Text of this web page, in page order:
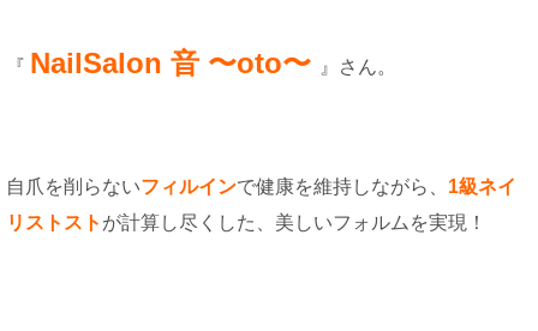
『 NailSalon 音 〜oto〜 』さん。
自爪を削らないフィルインで健康を維持しながら、 1級ネイ
リストスト が計算し尽くした、美しいフォルムを実現！